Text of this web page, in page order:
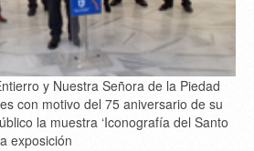
y Nuestra Señora de la Piedad
con motivo del 75 aniversario de su
la muestra ‘Iconografía del Santo
exposición